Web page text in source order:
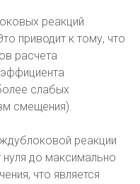
реакций
приводит к тому, что
расчета
слабых
смещения).
реакции
до максимально
что является